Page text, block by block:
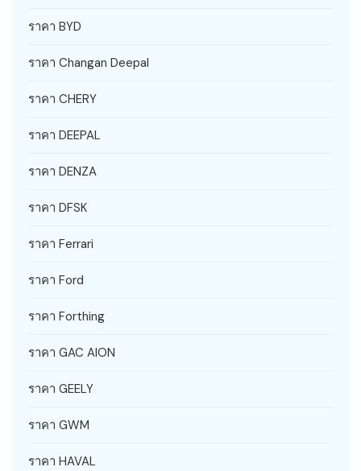
ราคา BYD
ราคา Changan Deepal
ราคา CHERY
ราคา DEEPAL
ราคา DENZA
ราคา DFSK
ราคา Ferrari
ราคา Ford
ราคา Forthing
ราคา GAC AION
ราคา GEELY
ราคา GWM
ราคา HAVAL